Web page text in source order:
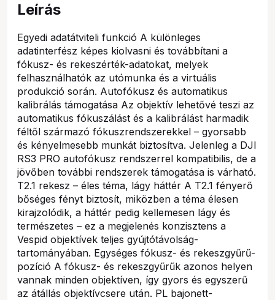
Leírás
Egyedi adatátviteli funkció A különleges
adatinterfész képes kiolvasni és továbbítani a
fókusz- és rekeszérték-adatokat, melyek
felhasználhatók az utómunka és a virtuális
produkció során. Autofókusz és automatikus
kalibrálás támogatása Az objektív lehetővé teszi az
automatikus fókuszálást és a kalibrálást harmadik
féltől származó fókuszrendszerekkel – gyorsabb
és kényelmesebb munkát biztosítva. Jelenleg a DJI
RS3 PRO autofókusz rendszerrel kompatibilis, de a
jövőben további rendszerek támogatása is várható.
T2.1 rekesz – éles téma, lágy háttér A T2.1 fényerő
bőséges fényt biztosít, miközben a téma élesen
kirajzolódik, a háttér pedig kellemesen lágy és
természetes – ez a megjelenés konzisztens a
Vespid objektívek teljes gyújtótávolság-
tartományában. Egységes fókusz- és rekeszgyűrű-
pozíció A fókusz- és rekeszgyűrűk azonos helyen
vannak minden objektíven, így gyors és egyszerű
az átállás objektívcsere után. PL bajonett-